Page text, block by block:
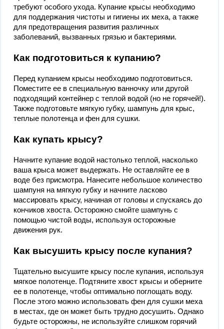
требуют особого ухода. Купание крысы необходимо
для поддержания чистоты и гигиены их меха, а также
для предотвращения развития различных
заболеваний, вызванных грязью и бактериями.
Как подготовиться к купанию?
Перед купанием крысы необходимо подготовиться.
Поместите ее в специальную ванночку или другой
подходящий контейнер с теплой водой (но не горячей!).
Также подготовьте мягкую губку, шампунь для крыс,
теплые полотенца и фен для сушки.
Как купать крысу?
Начните купание водой настолько теплой, насколько
ваша крыса может выдержать. Не оставляйте ее в
воде без присмотра. Нанесите небольшое количество
шампуня на мягкую губку и начните ласково
массировать крысу, начиная от головы и спускаясь до
кончиков хвоста. Осторожно смойте шампунь с
помощью чистой воды, используя осторожные
движения рук.
Как высушить крысу после купания?
Тщательно высушите крысу после купания, используя
мягкое полотенце. Подтяните хвост крысы и оберните
ее в полотенце, чтобы оптимально поглощать воду.
После этого можно использовать фен для сушки меха
в местах, где он может быть трудно досушить. Однако
будьте осторожны, не используйте слишком горячий